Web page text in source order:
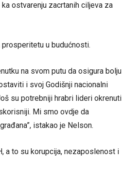
ostvarenju zacrtanih ciljeva za
u budućnosti.
na svom putu da osigura bolju
i svoj Godišnji nacionalni
su potrebniji hrabri lideri okrenuti
Mi smo ovdje da
istakao je Nelson.
a to su korupcija, nezaposlenost i